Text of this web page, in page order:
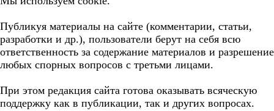
Публикуя материалы на сайте (комментарии, статьи,
разработки и др.), пользователи берут на себя всю
ответственность за содержание материалов и разрешение
любых спорных вопросов с третьми лицами.
При этом редакция сайта готова оказывать всяческую
поддержку как в публикации, так и других вопросах.